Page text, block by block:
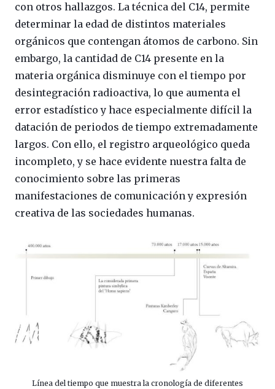
con otros hallazgos. La técnica del C14, permite
determinar la edad de distintos materiales
orgánicos que contengan átomos de carbono. Sin
embargo, la cantidad de C14 presente en la
materia orgánica disminuye con el tiempo por
desintegración radioactiva, lo que aumenta el
error estadístico y hace especialmente difícil la
datación de periodos de tiempo extremadamente
largos. Con ello, el registro arqueológico queda
incompleto, y se hace evidente nuestra falta de
conocimiento sobre las primeras
manifestaciones de comunicación y expresión
creativa de las sociedades humanas.
Línea del tiempo que muestra la cronología de diferentes